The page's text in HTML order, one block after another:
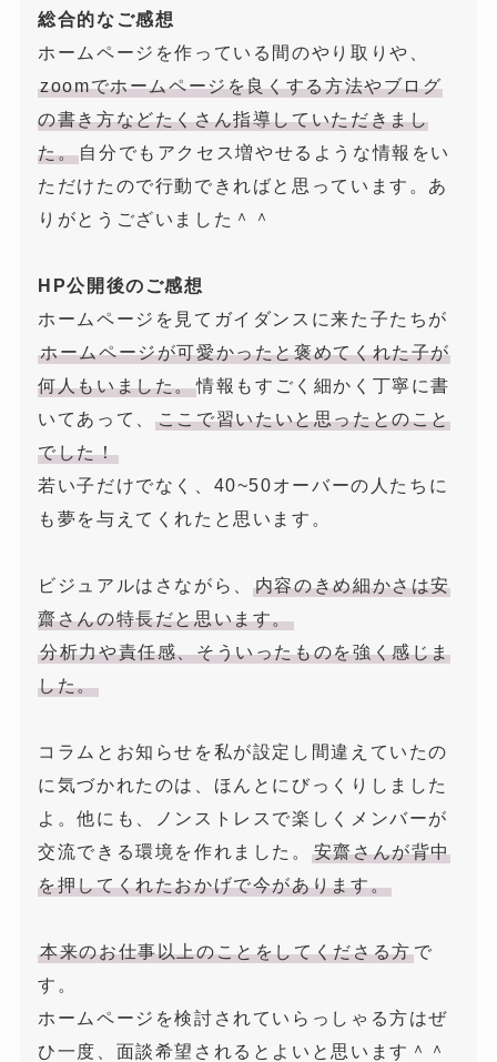
総合的なご感想
ホームページを作っている間のやり取りや、
zoomでホームページを良くする方法やブログ
の書き方などたくさん指導していただきまし
た。 自分でもアクセス増やせるような情報をい
ただけたので行動できればと思っています。あ
りがとうございました＾＾
HP公開後のご感想
ホームページを見てガイダンスに来た子たちが
ホームページが可愛かったと褒めてくれた子が
何人もいました。情報もすごく細かく丁寧に書
いてあって、
ここで習いたいと思ったとのこと
でした！
若い子だけでなく、40~50オーバーの人たちに
も夢を与えてくれたと思います。
ビジュアルはさながら、
内容のきめ細かさは安
齋さんの特長だと思います。
分析力や責任感、そういったものを強く感じま
した。
コラムとお知らせを私が設定し間違えていたの
に気づかれたのは、ほんとにびっくりしました
よ。他にも、ノンストレスで楽しくメンバーが
交流できる環境を作れました。
安齋さんが背中
を押してくれたおかげで今があります。
本来のお仕事以上のことをしてくださる方で
す。
ホームページを検討されていらっしゃる方はぜ
ひ一度、面談希望されるとよいと思います＾＾